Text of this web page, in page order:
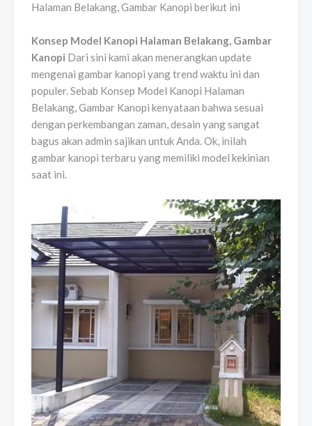
Halaman Belakang, Gambar Kanopi berikut ini
Konsep Model Kanopi Halaman Belakang, Gambar
Kanopi Dari sini kami akan menerangkan update
mengenai gambar kanopi yang trend waktu ini dan
populer. Sebab Konsep Model Kanopi Halaman
Belakang, Gambar Kanopi kenyataan bahwa sesuai
dengan perkembangan zaman, desain yang sangat
bagus akan admin sajikan untuk Anda. Ok, inilah
gambar kanopi terbaru yang memiliki model kekinian
saat ini.